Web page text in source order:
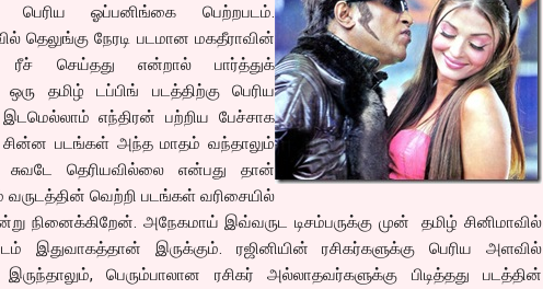
பெரிய ஓப்பனிங்கை பெற்றபடம்.
தெலுங்கு நேரடி படமான மகதீராவின்
செய்தது என்றால் பார்த்துக்
தமிழ் டப்பிங் படத்திற்கு பெரிய
இடமெல்லாம் எந்திரன் பற்றிய பேச்சாக
சின்ன படங்கள் அந்த மாதம் வந்தாலும்
சுவடே தெரியவில்லை என்பது தான்
வெற்றி படங்கள் வரிசையில்
நினைக்கிறேன். அநேகமாய் இவ்வருட டிசம்பருக்கு முன் தமிழ் சினிமாவில்
இதுவாகத்தான் இருக்கும். ரஜினியின் ரசிகர்களுக்கு பெரிய அளவில்
இருந்தாலும், பெரும்பாலான ரசிகர் அல்லாதவர்களுக்கு பிடித்தது படத்தின்